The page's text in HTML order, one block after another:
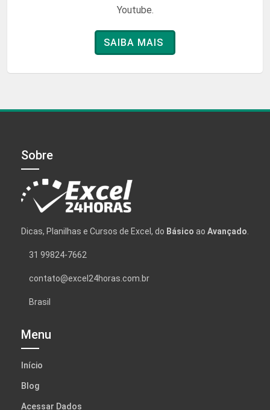
Youtube.
SAIBA MAIS
Sobre
Dicas, Planilhas e Cursos de Excel, do Básico ao Avançado
31 99824-7662
contato@excel24horas.com.br
Brasil
Menu
Início
Blog
Acessar Dados